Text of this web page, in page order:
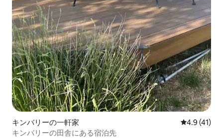
キンバリーの一軒家 レビュー41
4.9 (41)
キンバリーの田舎にある宿泊先